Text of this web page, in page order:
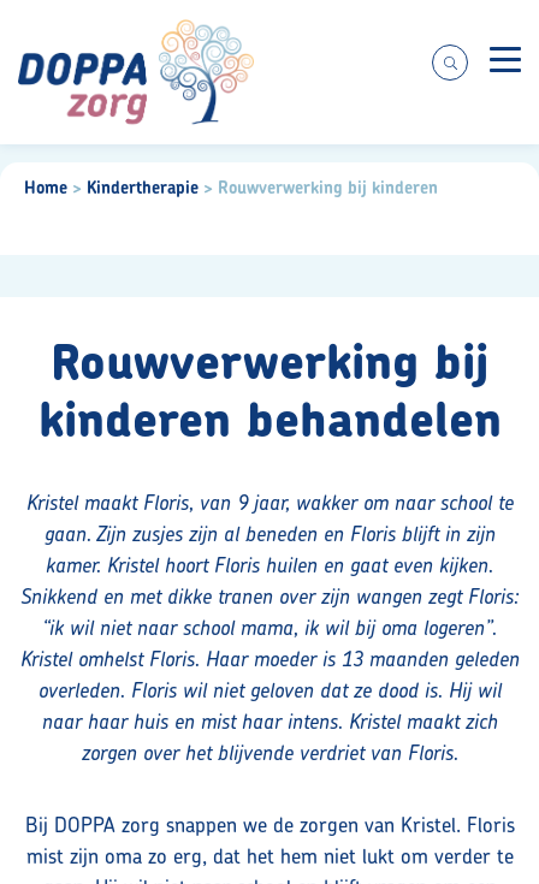
Voor cliënten
Werken bij
Contact
Maak kennis met ons team
Vacatures
Contact
Home > Kindertherapie > Rouwverwerking bij kinderen
Rouwverwerking bij
kinderen behandelen
Kristel maakt Floris, van 9 jaar, wakker om naar school te
gaan. Zijn zusjes zijn al beneden en Floris blijft in zijn
kamer. Kristel hoort Floris huilen en gaat even kijken.
Snikkend en met dikke tranen over zijn wangen zegt Floris:
“ik wil niet naar school mama, ik wil bij oma logeren”.
Kristel omhelst Floris. Haar moeder is 13 maanden geleden
overleden. Floris wil niet geloven dat ze dood is. Hij wil
naar haar huis en mist haar intens. Kristel maakt zich
zorgen over het blijvende verdriet van Floris.
Bij DOPPA zorg snappen we de zorgen van Kristel. Floris
mist zijn oma zo erg, dat het hem niet lukt om verder te